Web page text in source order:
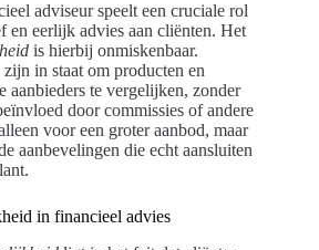
adviseur speelt een cruciale rol
en eerlijk advies aan cliënten. Het
is hierbij onmiskenbaar.
in staat om producten en
aanbieders te vergelijken, zonder
door commissies of andere
voor een groter aanbod, maar
aanbevelingen die echt aansluiten
in financieel advies